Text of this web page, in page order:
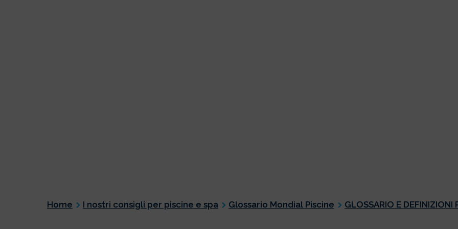
Home I nostri consigli per piscine e spa Glossario Mondial Piscine GLOSSARIO E DEFINIZIONI